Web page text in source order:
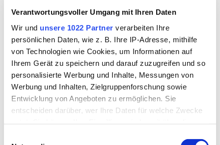
Verantwortungsvoller Umgang mit Ihren Daten
Wir und unsere 1022 Partner verarbeiten Ihre
persönlichen Daten, wie z. B. Ihre IP-Adresse, mithilfe
von Technologien wie Cookies, um Informationen auf
Ihrem Gerät zu speichern und darauf zuzugreifen und so
personalisierte Werbung und Inhalte, Messungen von
Werbung und Inhalten, Zielgruppenforschung sowie
Entwicklung von Angeboten zu ermöglichen. Sie
entscheiden darüber, wer Ihre Daten für welche Zwecke
Alle Merkblätter und Formulare im
Überblick
A B C D E F G H I J K L M
N O P Q R S T U V W X Y